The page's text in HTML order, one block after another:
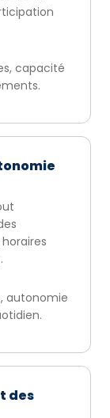
capacité
autonomie
des